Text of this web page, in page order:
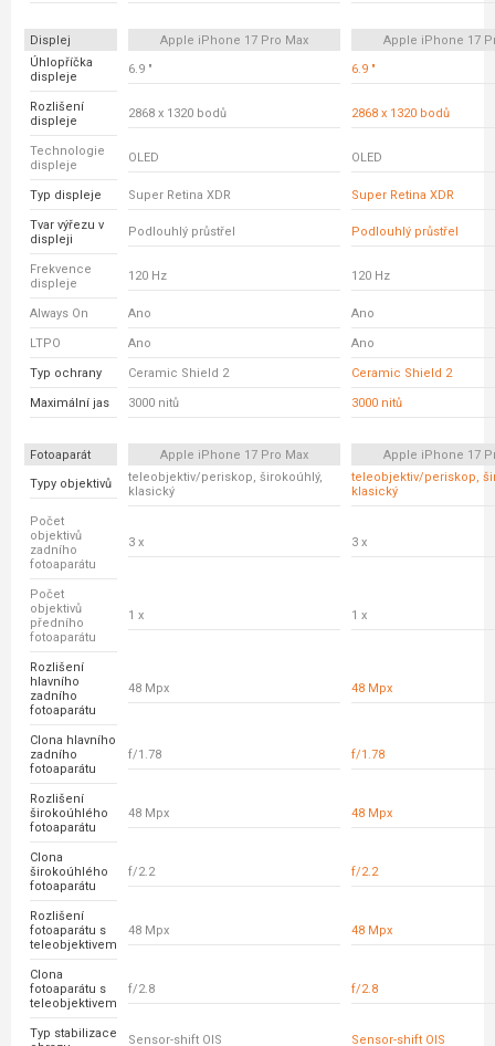
Displej Apple iPhone 17 Pro Max
Apple iPhone 17
Úhlopříčka
displeje
6.9 " 6.9 "
Rozlišení
displeje
2868 x 1320 bodů 2868 x 1320 bodů
Technologie
displeje
OLED OLED
Typ displeje Super Retina XDR Super Retina XDR
Tvar výřezu v
displeji
Podlouhlý průstřel Podlouhlý průstřel
Frekvence
displeje
120 Hz 120 Hz
Always On Ano Ano
LTPO Ano Ano
Typ ochrany Ceramic Shield 2 Ceramic Shield 2
Maximální jas 3000 nitů 3000 nitů
Fotoaparát Apple iPhone 17 Pro Max
Apple iPhone 17
Typy objektivů
teleobjektiv/periskop, širokoúhlý,
klasický
teleobjektiv/periskop,
klasický
Počet
objektivů
zadního
fotoaparátu
3 x 3 x
Počet
objektivů
předního
fotoaparátu
1 x 1 x
Rozlišení
hlavního
zadního
fotoaparátu
48 Mpx 48 Mpx
Clona hlavního
zadního
fotoaparátu
f/1.78 f/1.78
Rozlišení
širokoúhlého
fotoaparátu
48 Mpx 48 Mpx
Clona
širokoúhlého
fotoaparátu
f/2.2 f/2.2
Rozlišení
fotoaparátu s
teleobjektivem
48 Mpx 48 Mpx
Clona
fotoaparátu s
teleobjektivem
f/2.8 f/2.8
Typ stabilizace
Sensor-shift OIS Sensor-shift OIS